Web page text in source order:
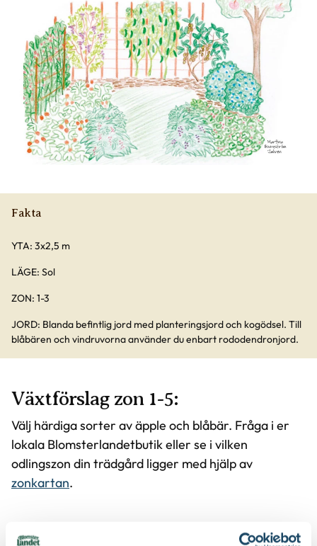
Fakta
YTA: 3x2,5 m
LÄGE: Sol
ZON: 1-3
JORD: Blanda befintlig jord med planteringsjord och kogödsel. Till
blåbären och vindruvorna använder du enbart rododendronjord.
Växtförslag zon 1-5:
Välj härdiga sorter av äpple och blåbär. Fråga i er
lokala Blomsterlandetbutik eller se i vilken
odlingszon din trädgård ligger med hjälp av
zonkartan.